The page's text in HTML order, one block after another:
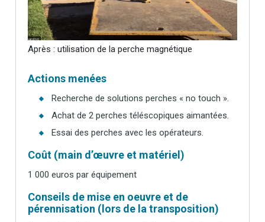
Après : utilisation de la perche magnétique
Actions menées
Recherche de solutions perches « no touch ».
Achat de 2 perches téléscopiques aimantées.
Essai des perches avec les opérateurs.
Coût (main d’œuvre et matériel)
1 000 euros par équipement
Conseils de mise en oeuvre et de
pérennisation (lors de la transposition)